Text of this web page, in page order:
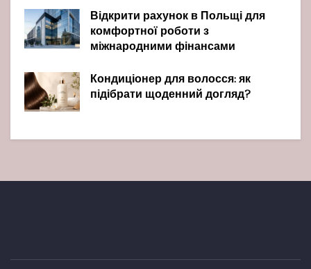
Відкрити рахунок в Польщі для
комфортної роботи з
міжнародними фінансами
Кондиціонер для волосся: як
підібрати щоденний догляд?